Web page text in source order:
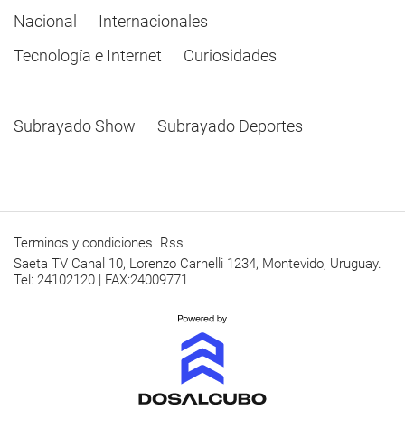
Nacional
Internacionales
Tecnología e Internet
Curiosidades
Subrayado Show Subrayado Deportes
Terminos y condiciones Rss
Saeta TV Canal 10, Lorenzo Carnelli 1234, Montevido, Uruguay.
Tel: 24102120 | FAX:24009771